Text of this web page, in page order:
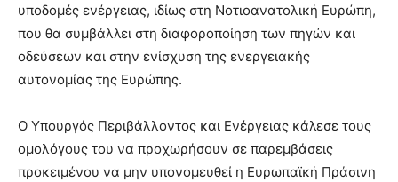
υποδομές ενέργειας, ιδίως στη Νοτιοανατολική Ευρώπη,
που θα συμβάλλει στη διαφοροποίηση των πηγών και
οδεύσεων και στην ενίσχυση της ενεργειακής
αυτονομίας της Ευρώπης.
Ο Υπουργός Περιβάλλοντος και Ενέργειας κάλεσε τους
ομολόγους του να προχωρήσουν σε παρεμβάσεις
προκειμένου να μην υπονομευθεί η Ευρωπαϊκή Πράσινη